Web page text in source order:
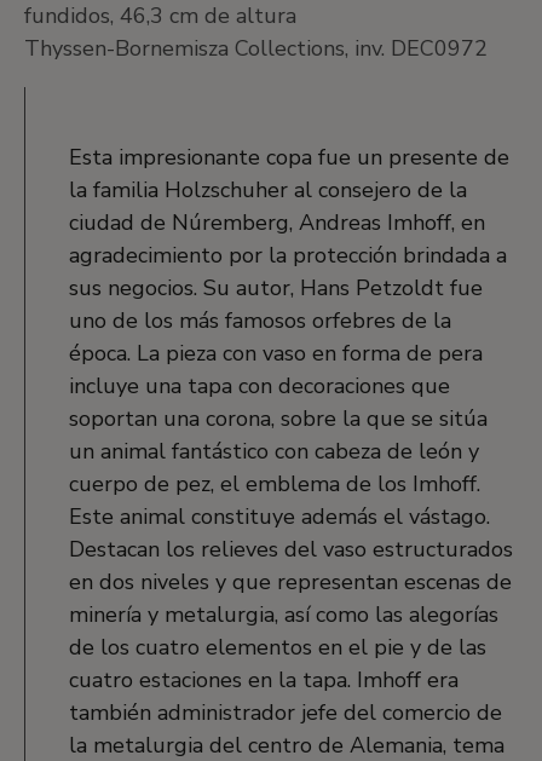
fundidos, 46,3 cm de altura
Thyssen-Bornemisza Collections, inv. DEC0972
Esta impresionante copa fue un presente de
la familia Holzschuher al consejero de la
ciudad de Núremberg, Andreas Imhoff, en
agradecimiento por la protección brindada a
sus negocios. Su autor, Hans Petzoldt fue
uno de los más famosos orfebres de la
época. La pieza con vaso en forma de pera
incluye una tapa con decoraciones que
soportan una corona, sobre la que se sitúa
un animal fantástico con cabeza de león y
cuerpo de pez, el emblema de los Imhoff.
Este animal constituye además el vástago.
Destacan los relieves del vaso estructurados
en dos niveles y que representan escenas de
minería y metalurgia, así como las alegorías
de los cuatro elementos en el pie y de las
cuatro estaciones en la tapa. Imhoff era
también administrador jefe del comercio de
la metalurgia del centro de Alemania, tema